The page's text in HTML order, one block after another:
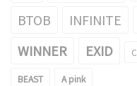
BTOB INFINITE
WINNER
EXID
BEAST A pink